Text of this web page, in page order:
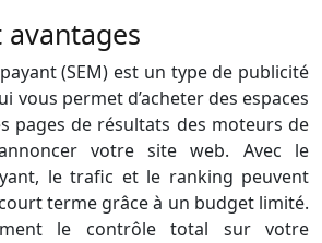
(SEM) est un type de publicité
vous permet d’acheter des espaces
pages de résultats des moteurs de
votre site web. Avec le
le trafic et le ranking peuvent
terme grâce à un budget limité.
le contrôle total sur votre